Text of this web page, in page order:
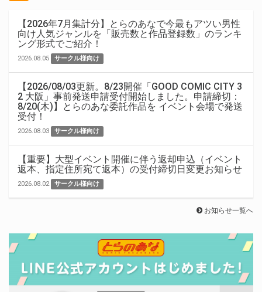
【2026年7月集計分】とらのあなで今最もアツい男性
向け人気ジャンルを「販売数と作品登録数」のランキ
ング形式でご紹介！
2026.08.05 サークル様向け
【2026/08/03更新。8/23開催「GOOD COMIC CITY 3
2 大阪」事前発送申請受付開始しました。申請締切：
8/20(木)】とらのあな委託作品を イベント会場で発送
受付！
2026.08.03 サークル様向け
【重要】大型イベント開催に伴う返却申込（イベント
返本、指定住所宛て返本）の受付締切日変更お知らせ
2026.08.02 サークル様向け
お知らせ一覧へ